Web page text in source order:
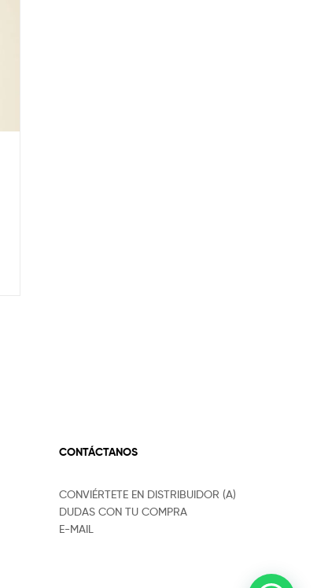
CONTÁCTANOS
CONVIÉRTETE EN DISTRIBUIDOR (A)
DUDAS CON TU COMPRA
E-MAIL